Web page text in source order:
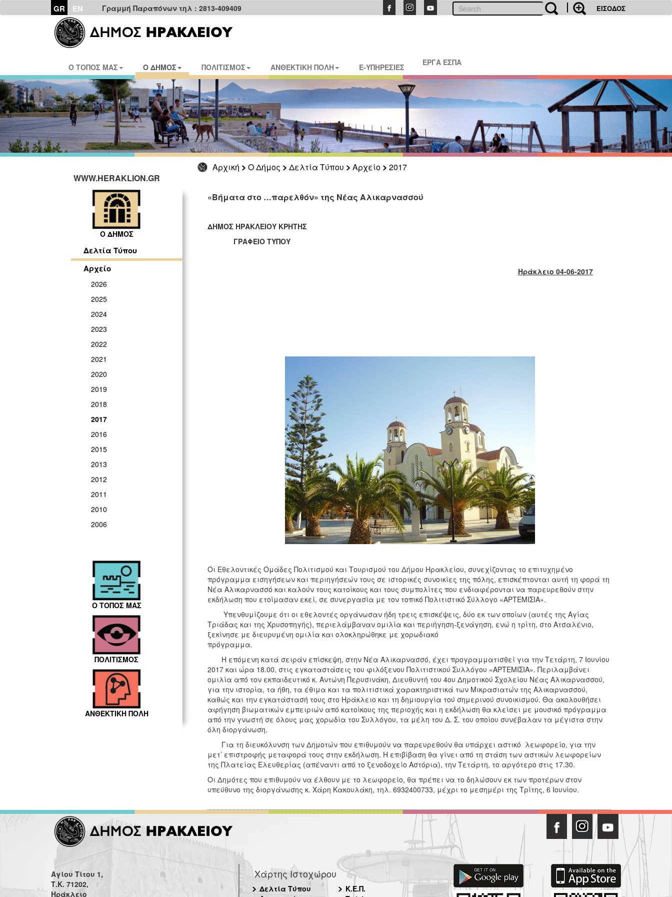
GR EN Γραμμή Παραπόνων τηλ : 2813-409409 ΕΙΣΟΔΟΣ
Ο ΤΟΠΟΣ ΜΑΣ Ο ΔΗΜΟΣ ΠΟΛΙΤΙΣΜΟΣ ΑΝΘΕΚΤΙΚΗ ΠΟΛΗ E-ΥΠΗΡΕΣΙΕΣ ΕΡΓΑ ΕΣΠΑ
Αρχική Ο Δήμος Δελτία Τύπου Αρχείο
2017
WWW.HERAKLION.GR
Ο ΔΗΜΟΣ
Δελτία Τύπου
Αρχείο
2026
2025
2024
2023
2022
2021
2020
2019
2018
2017
2016
2015
2013
2012
2011
2010
2006
Ο ΤΟΠΟΣ ΜΑΣ
ΠΟΛΙΤΙΣΜΟΣ
ΑΝΘΕΚΤΙΚΗ ΠΟΛΗ
«Βήματα στο …παρελθόν» της Νέας Αλικαρνασσού
ΔΗΜΟΣ ΗΡΑΚΛΕΙΟΥ ΚΡΗΤΗΣ
ΓΡΑΦΕΙΟ ΤΥΠΟΥ
Ηράκλειο 04-06-2017
Οι Εθελοντικές Ομάδες Πολιτισμού και Τουρισμού του Δήμου Ηρακλείου, συνεχίζοντας το επιτυχημένο
πρόγραμμα εισηγήσεων και περιηγήσεών τους σε ιστορικές συνοικίες της πόλης, επισκέπτονται αυτή τη φορά τη
Νέα Αλικαρνασσό και καλούν τους κατοίκους και τους συμπολίτες που ενδιαφέρονται να παρευρεθούν στην
εκδήλωση που ετοίμασαν εκεί, σε συνεργασία με τον τοπικό Πολιτιστικό Σύλλογο «ΑΡΤΕΜΙΣΙΑ».
Υπενθυμίζουμε ότι οι εθελοντές οργάνωσαν ήδη τρεις επισκέψεις, δύο εκ των οποίων (αυτές της Αγίας
Τριάδας και της Χρυσοπηγής), περιελάμβαναν ομιλία και περιήγηση-ξενάγηση, ενώ η τρίτη, στο Ατσαλένιο,
ξεκίνησε με διευρυμένη ομιλία και ολοκληρώθηκε με χορωδιακό
πρόγραμμα.
Η επόμενη κατά σειράν επίσκεψη, στην Νέα Αλικαρνασσό, έχει προγραμματισθεί για την Τετάρτη, 7 Ιουνίου
2017 και ώρα 18.00, στις εγκαταστάσεις του φιλόξενου Πολιτιστικού Συλλόγου «ΑΡΤΕΜΙΣΙΑ». Περιλαμβάνει
ομιλία από τον εκπαιδευτικό κ. Αντώνη Περυσινάκη, Διευθυντή του 4ου Δημοτικού Σχολείου Νέας Αλικαρνασσού,
για την ιστορία, τα ήθη, τα έθιμα και τα πολιτιστικά χαρακτηριστικά των Μικρασιατών της Αλικαρνασσού,
καθώς και την εγκατάστασή τους στο Ηράκλειο και τη δημιουργία τού σημερινού συνοικισμού. Θα ακολουθήσει
αφήγηση βιωματικών εμπειριών από κατοίκους της περιοχής και η εκδήλωση θα κλείσει με μουσικό πρόγραμμα
από την γνωστή σε όλους μας χορωδία του Συλλόγου, τα μέλη του Δ. Σ. του οποίου συνέβαλαν τα μέγιστα στην
όλη διοργάνωση.
Για τη διευκόλυνση των Δημοτών που επιθυμούν να παρευρεθούν θα υπάρχει αστικό λεωφορείο, για την
μετ’ επιστροφής μεταφορά τους στην εκδήλωση. Η επιβίβαση θα γίνει από τη στάση των αστικών λεωφορείων
της Πλατείας Ελευθερίας (απέναντι από το ξενοδοχείο Αστόρια), την Τετάρτη, το αργότερο στις 17.30.
Οι Δημότες που επιθυμούν να έλθουν με το λεωφορείο, θα πρέπει να το δηλώσουν εκ των προτέρων στον
υπεύθυνο της διοργάνωσης κ. Χάρη Κακουλάκη, τηλ. 6932400733, μέχρι το μεσημέρι της Τρίτης, 6 Ιουνίου.
Αγίου Τίτου 1,
Τ.Κ. 71202,
Ηράκλειο
Χάρτης Ιστοχώρου
Δελτία Τύπου
Κ.Ε.Π.